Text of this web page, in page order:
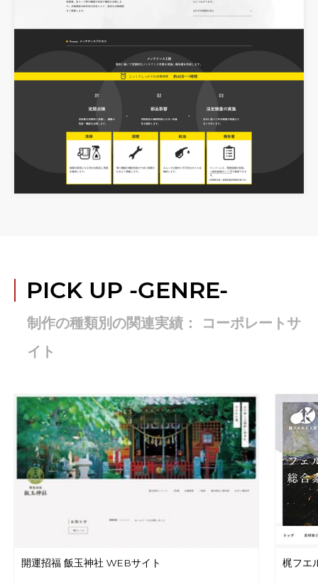
PICK UP -GENRE-
制作の種類別の関連実績： コーポレートサ
イト
開運招福 飯玉神社 WEBサイト 梶フエ